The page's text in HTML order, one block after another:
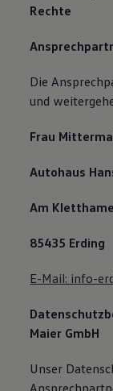
Rechte
Die
und
Frau
Autohaus
Am
85435 Erding
E-Mail: info-
Maier GmbH
Unser